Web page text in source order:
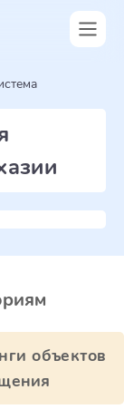
объектов